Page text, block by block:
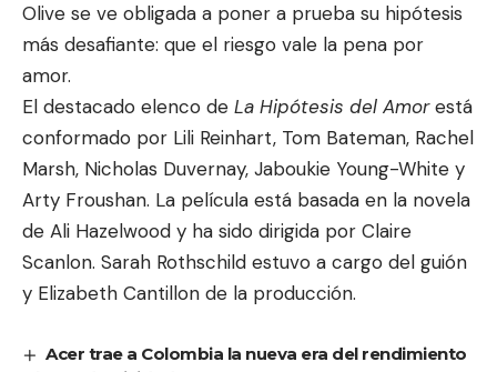
Olive se ve obligada a poner a prueba su hipótesis
más desafiante: que el riesgo vale la pena por
amor.
El destacado elenco de La Hipótesis del Amorestá
conformado por Lili Reinhart, Tom Bateman, Rachel
Marsh, Nicholas Duvernay, Jaboukie Young-White y
Arty Froushan. La película está basada en la novela
de Ali Hazelwood y ha sido dirigida por Claire
Scanlon. Sarah Rothschild estuvo a cargo del guión
y Elizabeth Cantillon de la producción.
Acer trae a Colombia la nueva era del rendimiento